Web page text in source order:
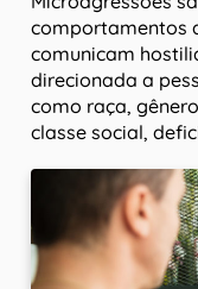
comportamentos
comunicam
direcionada a
como raça,
classe social,